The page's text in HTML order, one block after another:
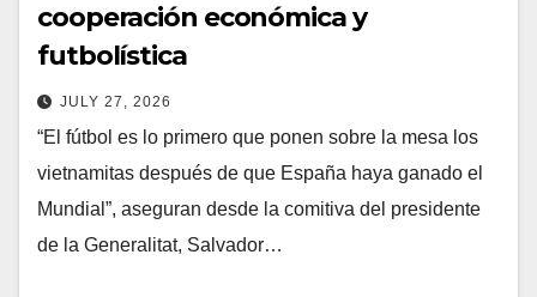
cooperación económica y
futbolística
JULY 27, 2026
“El fútbol es lo primero que ponen sobre la mesa los
vietnamitas después de que España haya ganado el
Mundial”, aseguran desde la comitiva del presidente
de la Generalitat, Salvador…